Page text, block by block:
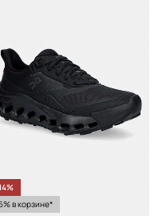
в корзине*